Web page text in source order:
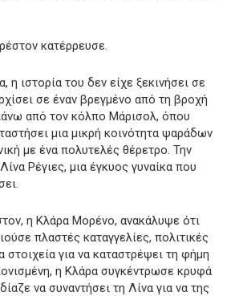
κατέρρευσε.
η ιστορία του δεν είχε ξεκινήσει σε
σε έναν βρεγμένο από τη βροχή
από τον κόλπο Μάρισολ, όπου
μια μικρή κοινότητα ψαράδων
με ένα πολυτελές θέρετρο. Την
Ρέγιες, μια έγκυος γυναίκα που
η Κλάρα Μορένο, ανακάλυψε ότι
πλαστές καταγγελίες, πολιτικές
στοιχεία για να καταστρέψει τη φήμη
η Κλάρα συγκέντρωσε κρυφά
να συναντήσει τη Λίνα για να της